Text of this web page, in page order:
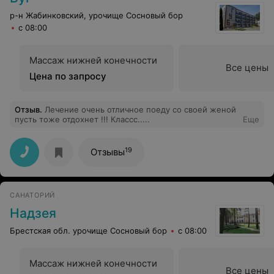
же услуги). Может, эти сотрудницы каким-то образом
заинтересованы в том, чтобы отфутболивать
потенциальных пациентов (клиентов) в частные
р-н Жабинковский, урочище Сосновый бор
с 08:00
Массаж нижней конечности
Цена по запросу
Все цены
Отзыв. Лечение очень отличное поеду со своей женой
пусть тоже отдохнет !!! Классс.....
Еще
Отзывы19
САНАТОРИЙ
Надзея
Брестская обл. урочище Сосновый бор с 08:00
Массаж нижней конечности
Все цены